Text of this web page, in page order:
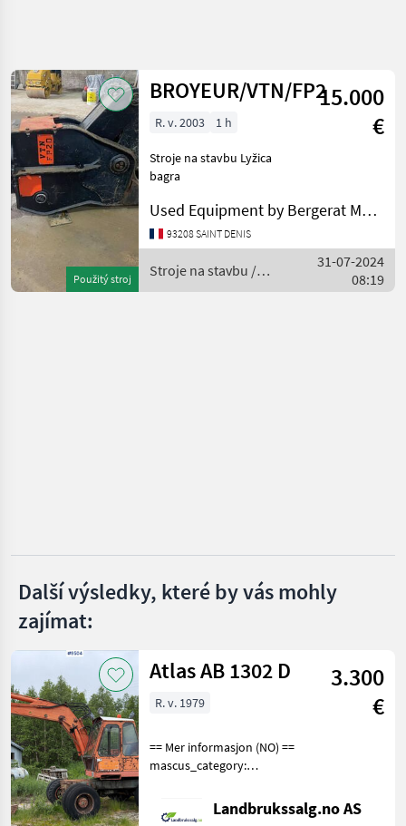
Kategorie 4 Země Filtry
AKTUÁLNÍ
CESTA
stavebná
technika
Stroje
Lyzica
Lehnhoff
Zobrazit
14
MODEL
VF18
Obnovit
Zobrazit
výsledků
Použitý stroj
BROYEUR/VTN/FP20/22T/
15.000
€
R. v. 2003 1 h
Stroje na stavbu Lyžica
bagra
Used Equipment by Bergerat Monnoyeur
93208 SAINT DENIS
Stroje na stavbu /
VTN
31-07-2024
08:19
Další výsledky, které by vás mohly
zajímat:
Atlas AB 1302 D
3.300
€
R. v. 1979
== Mer informasjon (NO) ==
mascus_category:
reference number upon
request: 9504 See
Landbrukssalg.no AS